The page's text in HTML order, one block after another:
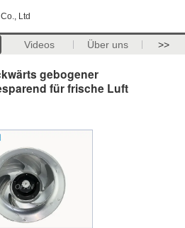
Ltd
Videos Über uns >>
gebogener
für frische Luft